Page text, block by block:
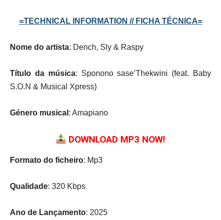
=TECHNICAL INFORMATION // FICHA TÉCNICA=
Nome do artista: Dench, Sly & Raspy
Título da música: Sponono sase’Thekwini (feat. Baby
S.O.N & Musical Xpress)
Género musical : Amapiano
DOWNLOAD MP3 NOW!
Formato do ficheiro: Mp3
Qualidade: 320 Kbps
Ano de Lançamento: 2025